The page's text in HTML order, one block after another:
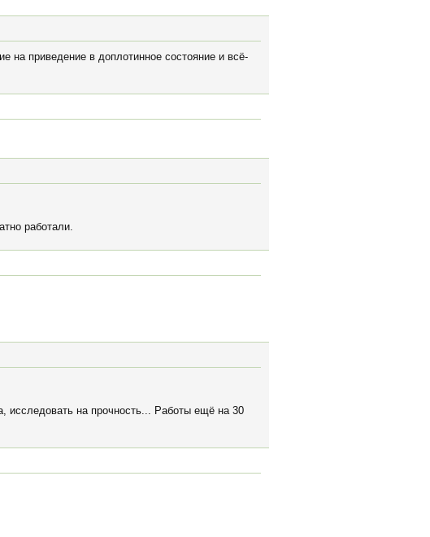
на приведение в доплотинное состояние и всё-
работали.
исследовать на прочность... Работы ещё на 30